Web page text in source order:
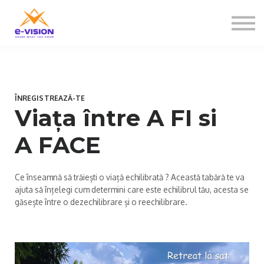
ÎNREGISTREAZĂ-TE
Viața între A FI si
A FACE
Ce înseamnă să trăiești o viață echilibrată ? Această tabără te va
ajuta să înțelegi cum determini care este echilibrul tău, acesta se
găsește între o dezechilibrare și o reechilibrare.